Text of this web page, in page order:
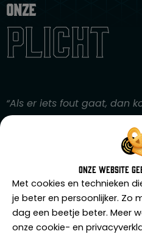
Onze
plicht
“Als er iets fout gaat, dan
APEX360 kiest voor u de
uit. Zo bekijken we wie de
uw opdracht en bepalen
wij dit proces voor u uit
volledig de
werkt op de certificering
één contactpersoon heeft.
Onze website
Met cookies en technieken
je beter en persoonlijker. Zo
dag een beetje beter. Meer
onze cookie- en